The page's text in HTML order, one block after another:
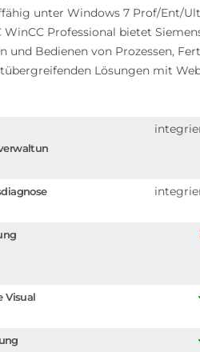
unter Windows 7 Prof/Ent/
Professional bietet
Bedienen von Prozessen,
Lösungen mit Web-
Visual